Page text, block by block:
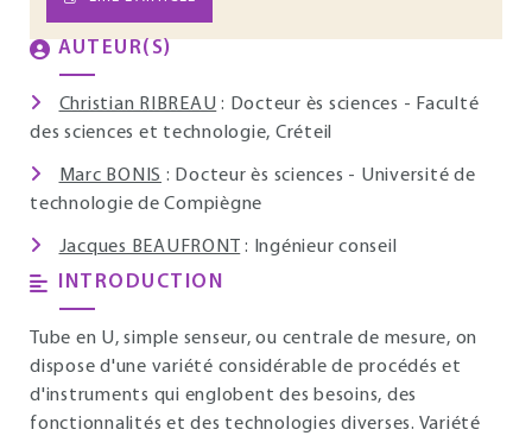
AUTEUR(S)
Christian RIBREAU : Docteur ès sciences - Faculté
des sciences et technologie, Créteil
Marc BONIS : Docteur ès sciences - Université de
technologie de Compiègne
Jacques BEAUFRONT : Ingénieur conseil
INTRODUCTION
Tube en U, simple senseur, ou centrale de mesure, on
dispose d'une variété considérable de procédés et
d'instruments qui englobent des besoins, des
fonctionnalités et des technologies diverses. Variété